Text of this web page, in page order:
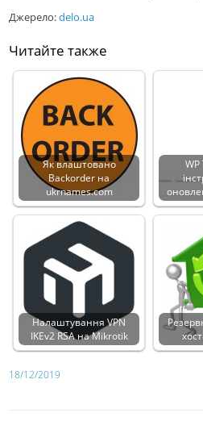
Джерело:delo.ua
Читайте также
Як влаштовано
Backorder на
ukrnames.com
Налаштування VPN
IKEv2 RSA на Mikrotik
18/12/2019